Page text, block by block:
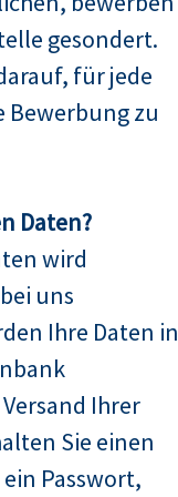
gesondert.
für jede
Bewerbung zu
Daten?
wird
uns
Ihre Daten in
Ihrer
Sie einen
Passwort,